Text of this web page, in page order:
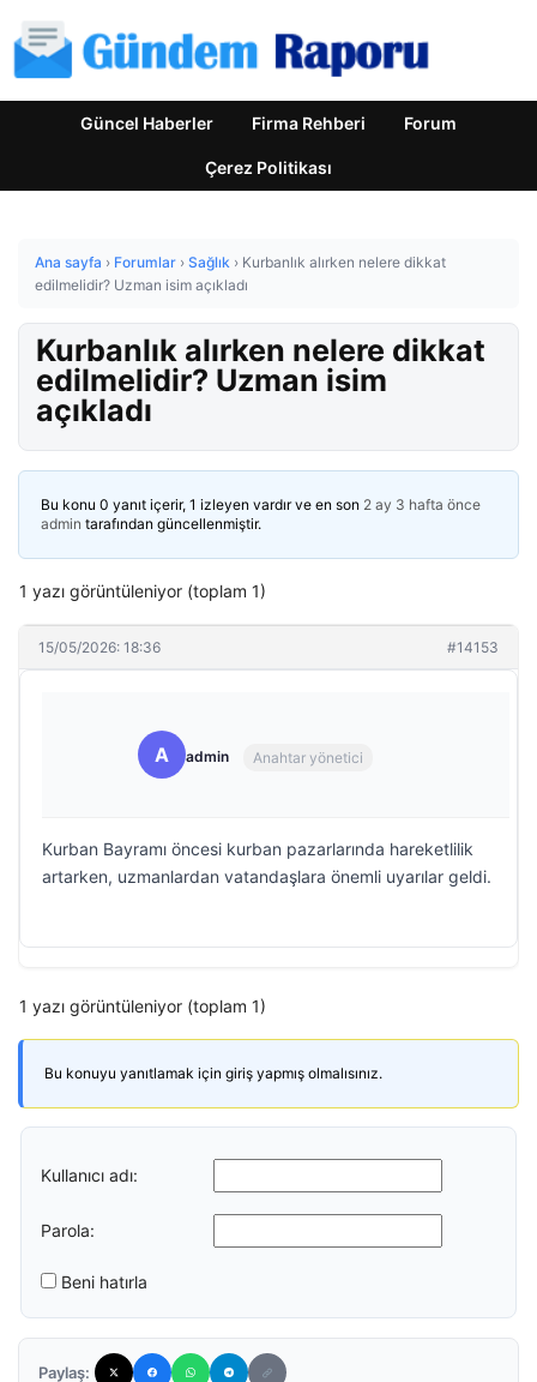
Güncel Haberler Firma Rehberi Forum
Çerez Politikası
Ana sayfa › Forumlar › Sağlık › Kurbanlık alırken nelere dikkat
edilmelidir? Uzman isim açıkladı
Kurbanlık alırken nelere dikkat
edilmelidir? Uzman isim
açıkladı
Bu konu 0 yanıt içerir, 1 izleyen vardır ve en son 2 ay 3 hafta önce
admin tarafından güncellenmiştir.
1 yazı görüntüleniyor (toplam 1)
15/05/2026: 18:36 #14153
A admin Anahtar yönetici
Kurban Bayramı öncesi kurban pazarlarında hareketlilik
artarken, uzmanlardan vatandaşlara önemli uyarılar geldi.
1 yazı görüntüleniyor (toplam 1)
Bu konuyu yanıtlamak için giriş yapmış olmalısınız.
Kullanıcı adı:
Parola:
Beni hatırla
Paylaş: